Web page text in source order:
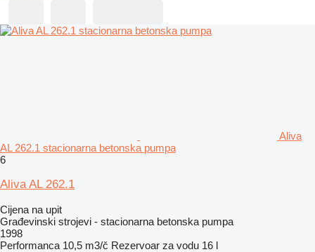
Aliva
AL 262.1 stacionarna betonska pumpa
6
Aliva AL 262.1
Cijena na upit
Građevinski strojevi - stacionarna betonska pumpa
1998
Performanca 10,5 m3/č Rezervoar za vodu 16 l